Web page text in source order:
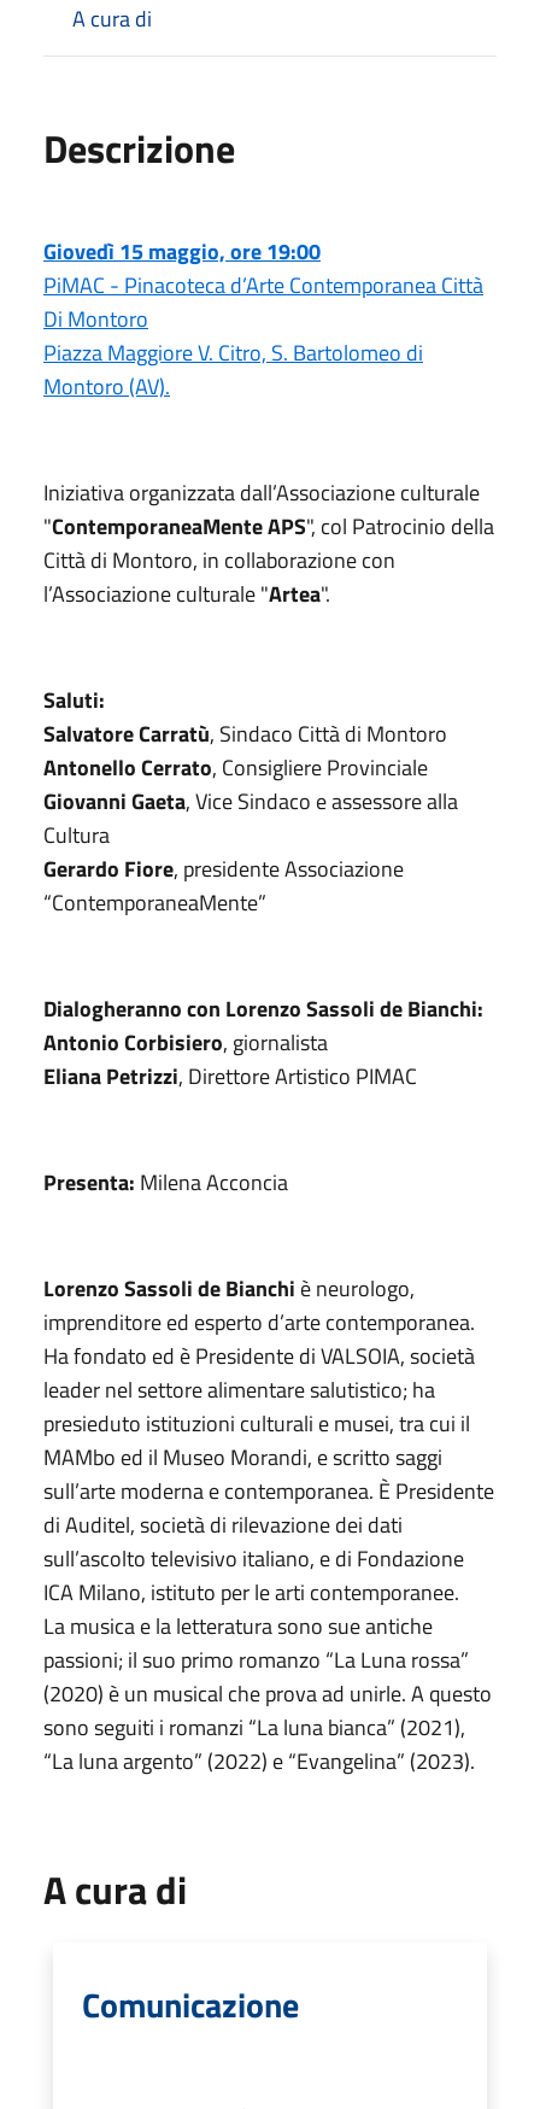
A cura di
Descrizione
Giovedì 15 maggio, ore 19:00
PiMAC - Pinacoteca d’Arte Contemporanea Città
Di Montoro
Piazza Maggiore V. Citro, S. Bartolomeo di
Montoro (AV).
Iniziativa organizzata dall’Associazione culturale
"ContemporaneaMente APS", col Patrocinio della
Città di Montoro, in collaborazione con
l’Associazione culturale "Artea".
Saluti:
Salvatore Carratù, Sindaco Città di Montoro
Antonello Cerrato, Consigliere Provinciale
Giovanni Gaeta, Vice Sindaco e assessore alla
Cultura
Gerardo Fiore, presidente Associazione
“ContemporaneaMente”
Dialogheranno con Lorenzo Sassoli de Bianchi:
Antonio Corbisiero, giornalista
Eliana Petrizzi, Direttore Artistico PIMAC
Presenta: Milena Acconcia
Lorenzo Sassoli de Bianchi è neurologo,
imprenditore ed esperto d’arte contemporanea.
Ha fondato ed è Presidente di VALSOIA, società
leader nel settore alimentare salutistico; ha
presieduto istituzioni culturali e musei, tra cui il
MAMbo ed il Museo Morandi, e scritto saggi
sull’arte moderna e contemporanea. È Presidente
di Auditel, società di rilevazione dei dati
sull’ascolto televisivo italiano, e di Fondazione
ICA Milano, istituto per le arti contemporanee.
La musica e la letteratura sono sue antiche
passioni; il suo primo romanzo “La Luna rossa”
(2020) è un musical che prova ad unirle. A questo
sono seguiti i romanzi “La luna bianca” (2021),
“La luna argento” (2022) e “Evangelina” (2023).
A cura di
Comunicazione